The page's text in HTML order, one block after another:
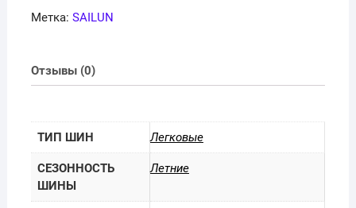
Метка: SAILUN
Отзывы (0)
ТИП ШИН Легковые
СЕЗОННОСТЬ
ШИНЫ
Летние